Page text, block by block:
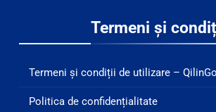
Termeni și
Termeni și condiții de utilizare –
Politica de confidențialitate